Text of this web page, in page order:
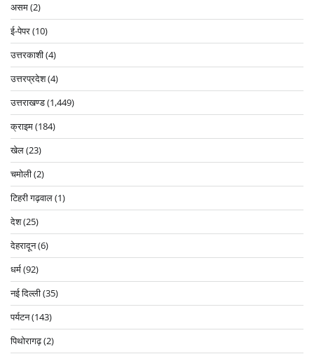
असम(2)
ई-पेपर(10)
उत्तरकाशी(4)
उत्तरप्रदेश(4)
उत्तराखण्ड(1,449)
क्राइम(184)
खेल(23)
चमोली(2)
टिहरी गढ़वाल(1)
देश(25)
देहरादून(6)
धर्म(92)
नई दिल्ली(35)
पर्यटन(143)
पिथोरागढ़(2)